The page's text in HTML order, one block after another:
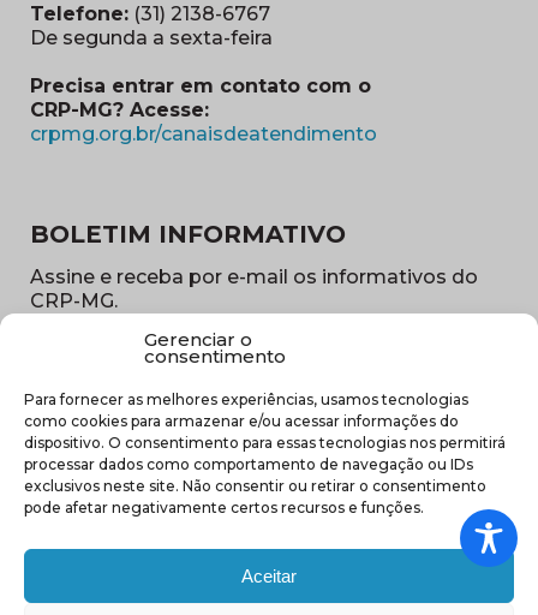
Gerenciar o
consentimento
Para fornecer as melhores experiências, usamos tecnologias
como cookies para armazenar e/ou acessar informações do
dispositivo. O consentimento para essas tecnologias nos permitirá
processar dados como comportamento de navegação ou IDs
exclusivos neste site. Não consentir ou retirar o consentimento
pode afetar negativamente certos recursos e funções.
Aceitar
Telefone: (31) 2138-6767
De segunda a sexta-feira
Precisa entrar em contato com o
CRP-MG? Acesse:
crpmg.org.br/canaisdeatendimento
BOLETIM INFORMATIVO
Assine e receba por e-mail os informativos do
CRP-MG.
E-
mail
(obrigatório)
Sub
região